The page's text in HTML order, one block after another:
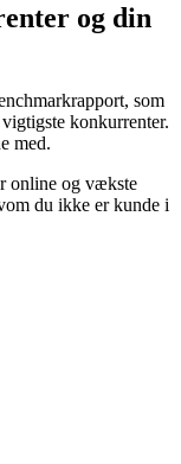
og din
som
konkurrenter.
med.
online og vækste
du ikke er kunde i